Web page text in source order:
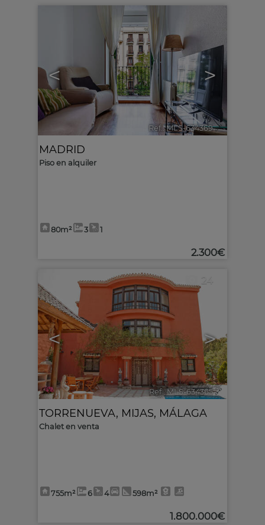
< >
Ref.. MLS-634369 🔗
MADRID
Piso en alquiler
80m² 3 1
2.300€
< >
24
Ref.. MLS-634365 🔗
TORRENUEVA, MIJAS, MÁLAGA
Chalet en venta
755m² 6 4 598m²
1.800.000€